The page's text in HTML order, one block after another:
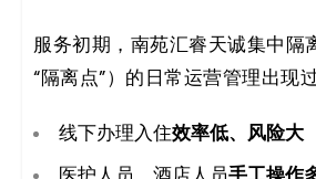
服务初期，南苑汇睿天诚集中隔
“隔离点”）的日常运营管理出现
线下办理入住效率低、风险大